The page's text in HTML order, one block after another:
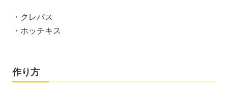
・クレパス
・ホッチキス
作り方